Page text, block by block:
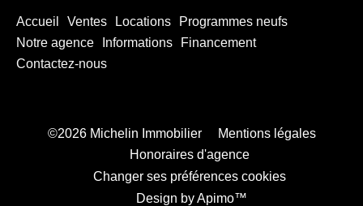
Accueil Ventes Locations
Programmes neufs
Notre agence
Informations
Financement
Contactez-nous
©2026 Michelin Immobilier
Mentions légales
Honoraires d'agence
Changer ses préférences cookies
Design byApimo™